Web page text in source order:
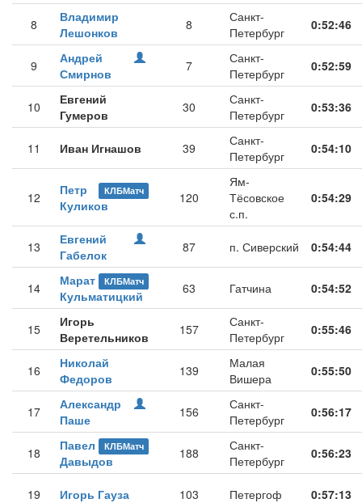
8
Владимир
Лешонков
8
Санкт-
Петербург
0:52:46
9
Андрей
Смирнов
7
Санкт-
Петербург
0:52:59
10
Евгений
Гумеров
30
Санкт-
Петербург
0:53:36
11 Иван Игнашов 39
Санкт-
Петербург
0:54:10
12 КЛБМатч
Петр
Куликов
120
Ям-
Тёсовское
с.п.
0:54:29
13
Евгений
Габелок
87 п. Сиверский 0:54:44
14 КЛБМатч
Марат
Кульматицкий
63 Гатчина 0:54:52
15
Игорь
Веретельников
157
Санкт-
Петербург
0:55:46
16
Николай
Федоров
139
Малая
Вишера
0:55:50
17
Александр
Паше
156
Санкт-
Петербург
0:56:17
18 КЛБМатч
Павел
Давыдов
188
Санкт-
Петербург
0:56:23
19 Игорь Гауза 103 Петергоф 0:57:13